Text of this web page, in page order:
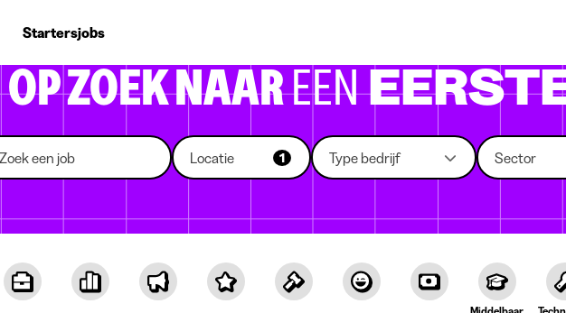
Startersjobs
OP ZOEK NAAREEN
Locatie 1 Type bedrijf Sector